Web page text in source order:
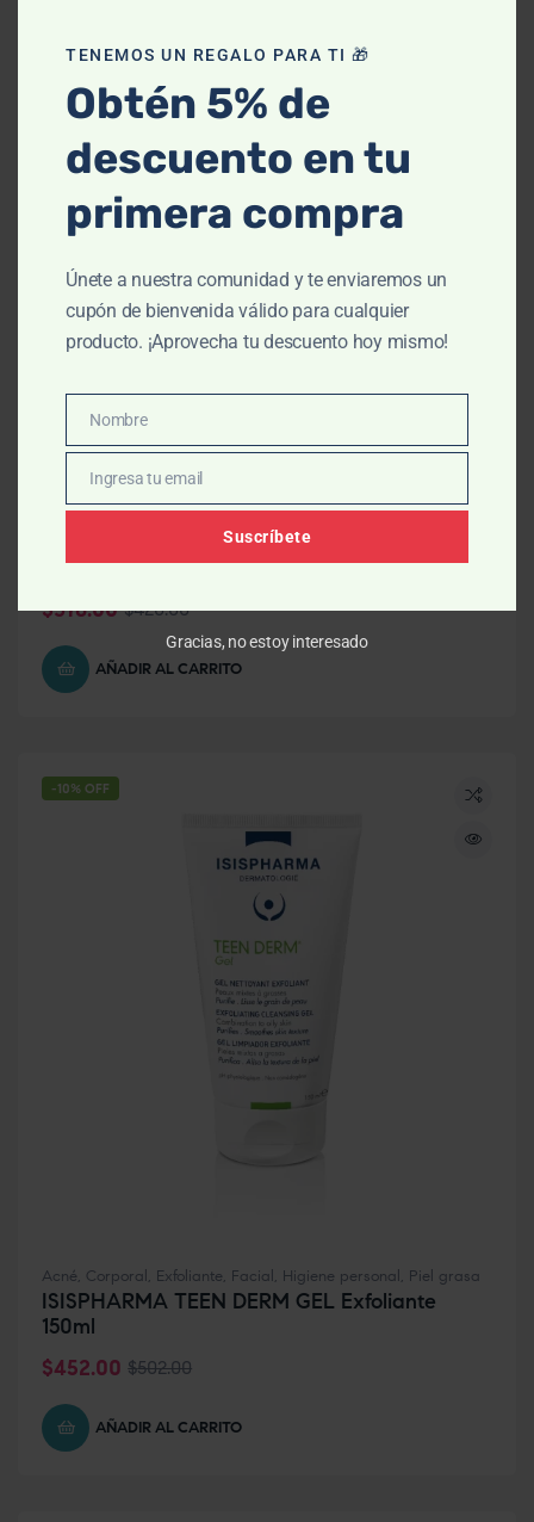
BIRETIX Micropeel exfoliante 50ml
$420.00
$378.00
AÑADIR AL CARRITO
-10% OFF
Acné, Corporal , Exfoliante, Facial , Higiene personal , Piel grasa
ISISPHARMA TEEN DERM GEL Exfoliante
150ml
$502.00
$452.00
AÑADIR AL CARRITO
TENEMOS UN REGALO PARA TI 🎁
Obtén 5% de
descuento en tu
primera compra
Únete a nuestra comunidad y te enviaremos un
cupón de bienvenida válido para cualquier
producto. ¡Aprovecha tu descuento hoy mismo!
Nombre
Nombre
Email
Ingresa tu email
Suscríbete
Gracias, no estoy interesado